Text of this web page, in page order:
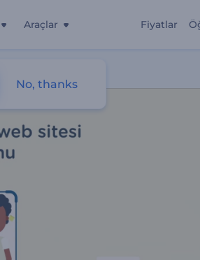
Araçlar Fiyatlar
No, thanks